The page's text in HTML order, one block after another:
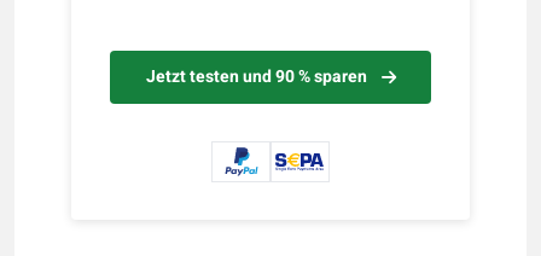
Jetzt testen und 90 % sparen